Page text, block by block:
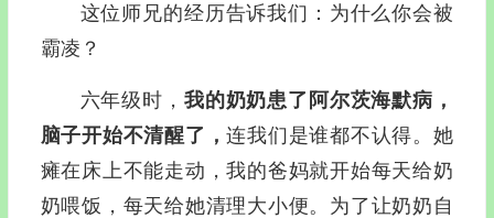
这位师兄的经历告诉我们：为什么你会被
霸凌？
六年级时， 我的奶奶患了阿尔茨海默病，
脑子开始不清醒了，连我们是谁都不认得。她
瘫在床上不能走动，我的爸妈就开始每天给奶
奶喂饭，每天给她清理大小便。为了让奶奶自